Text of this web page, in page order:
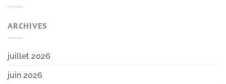
ARCHIVES
juillet 2026
juin 2026